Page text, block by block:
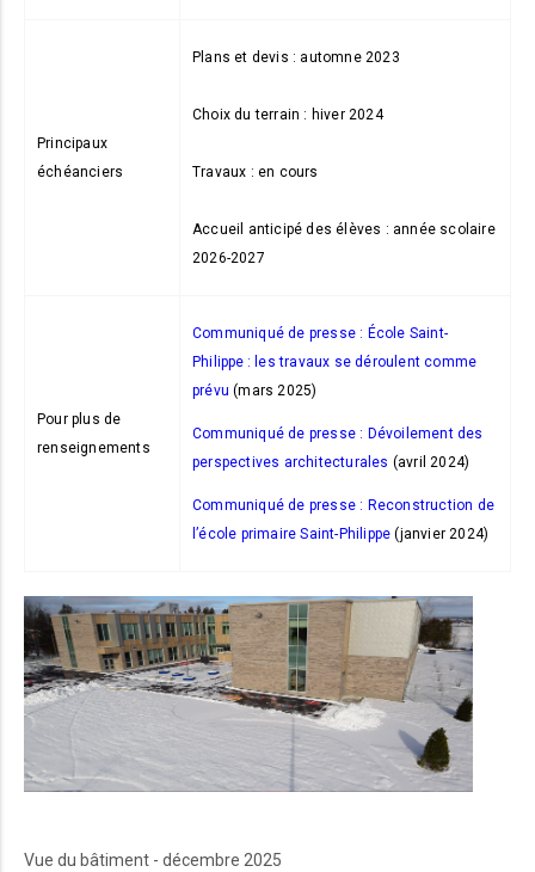
Principaux
échéanciers
Plans et devis : automne 2023
Choix du terrain : hiver 2024
Travaux : en cours
Accueil anticipé des élèves : année scolaire
2026-2027
Pour plus de
renseignements
Communiqué de presse : École Saint-
Philippe : les travaux se déroulent comme
prévu (mars 2025)
Communiqué de presse : Dévoilement des
perspectives architecturales (avril 2024)
Communiqué de presse : Reconstruction de
l’école primaire Saint-Philippe (janvier 2024)
Vue du bâtiment - décembre 2025